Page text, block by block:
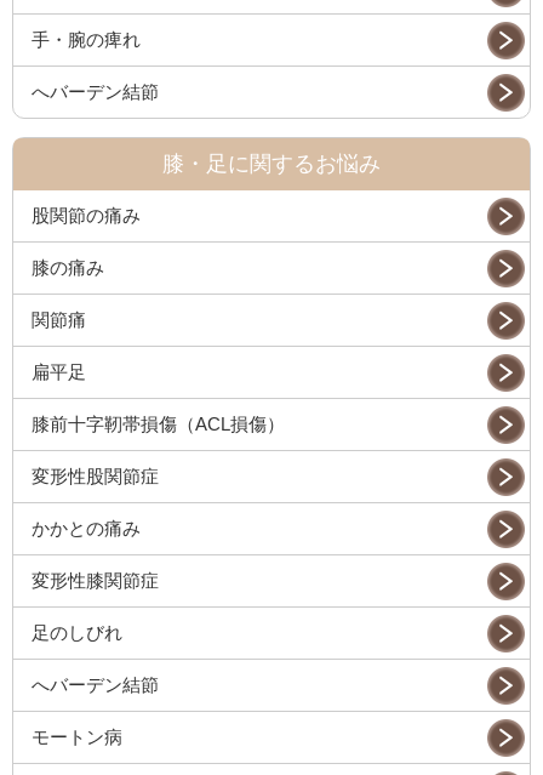
手・腕の痺れ
へバーデン結節
膝・足に関するお悩み
股関節の痛み
膝の痛み
関節痛
扁平足
膝前十字靭帯損傷（ACL損傷）
変形性股関節症
かかとの痛み
変形性膝関節症
足のしびれ
へバーデン結節
モートン病